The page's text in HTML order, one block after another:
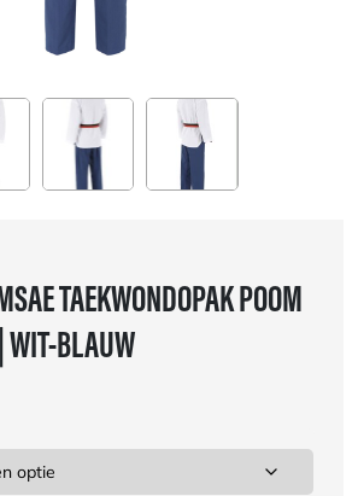
TAEKWONDOPAK POOM
WIT-BLAUW